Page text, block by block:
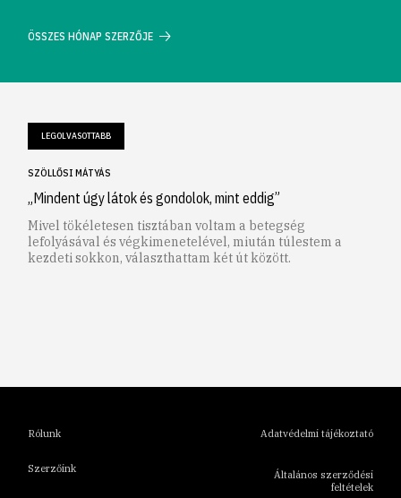
ÖSSZES HÓNAP SZERZŐJE
LEGOLVASOTTABB
SZÖLLŐSI MÁTYÁS
„Mindent úgy látok és gondolok, mint eddig”
Mivel tökéletesen tisztában voltam a betegség
lefolyásával és végkimenetelével, miután túlestem a
kezdeti sokkon, választhattam két út között.
Rólunk
Szerzőink
Adatvédelmi tájékoztató
Általános szerződési
feltételek